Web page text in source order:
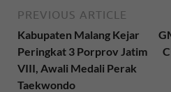
PREVIOUS ARTICLE
Kabupaten Malang Kejar
Peringkat 3 Porprov Jatim
VIII, Awali Medali Perak
Taekwondo